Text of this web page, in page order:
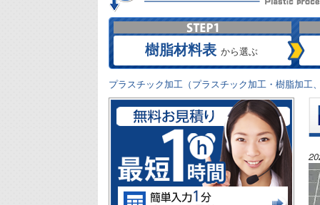
樹脂材料表 から選ぶ
プラスチック加工（プラスチック加工・樹脂加